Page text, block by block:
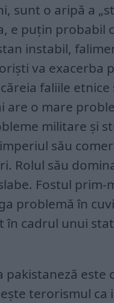
sunt o aripă a
e puțin probabil
instabil,
va exacerba
faliile
are o mare
militare și
său
Rolul său
Fostul
problemă în
în cadrul unui
pakistaneză este
terorismul